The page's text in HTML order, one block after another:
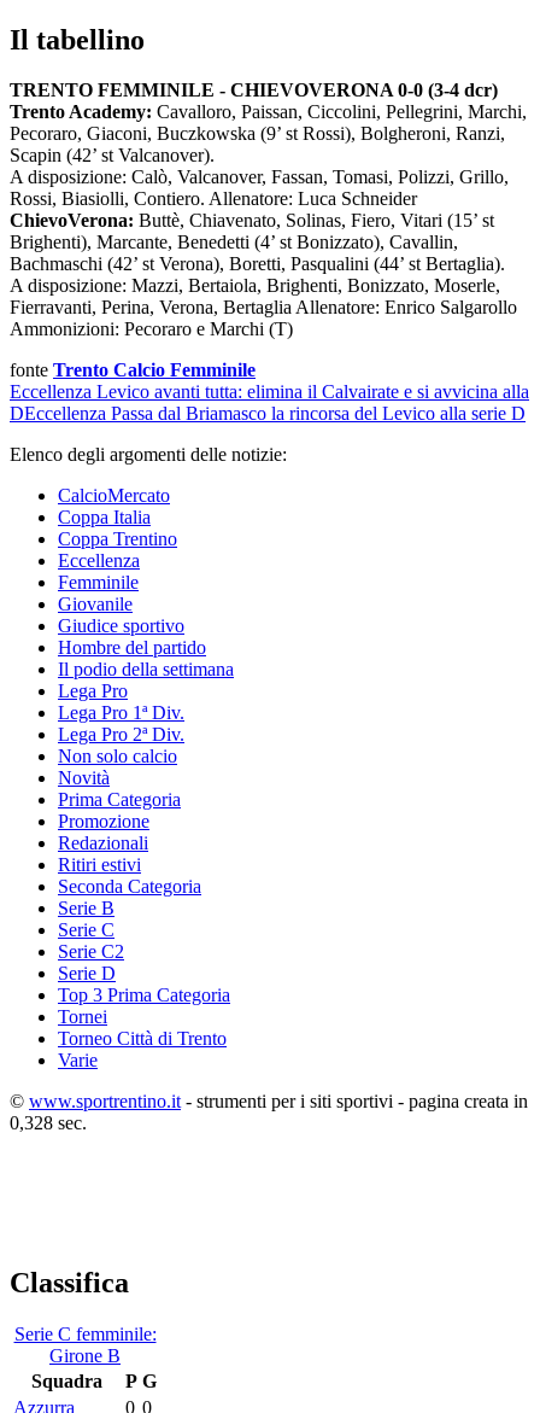
Il tabellino
TRENTO FEMMINILE - CHIEVOVERONA 0-0 (3-4 dcr)
Trento Academy: Cavalloro, Paissan, Ciccolini, Pellegrini, Marchi,
Pecoraro, Giaconi, Buczkowska (9’ st Rossi), Bolgheroni, Ranzi,
Scapin (42’ st Valcanover).
A disposizione: Calò, Valcanover, Fassan, Tomasi, Polizzi, Grillo,
Rossi, Biasiolli, Contiero. Allenatore: Luca Schneider
ChievoVerona: Buttè, Chiavenato, Solinas, Fiero, Vitari (15’ st
Brighenti), Marcante, Benedetti (4’ st Bonizzato), Cavallin,
Bachmaschi (42’ st Verona), Boretti, Pasqualini (44’ st Bertaglia).
A disposizione: Mazzi, Bertaiola, Brighenti, Bonizzato, Moserle,
Fierravanti, Perina, Verona, Bertaglia Allenatore: Enrico Salgarollo
Ammonizioni: Pecoraro e Marchi (T)
fonte Trento Calcio Femminile
Eccellenza Levico avanti tutta: elimina il Calvairate e si avvicina alla
DEccellenza Passa dal Briamasco la rincorsa del Levico alla serie D
Elenco degli argomenti delle notizie:
CalcioMercato
Coppa Italia
Coppa Trentino
Eccellenza
Femminile
Giovanile
Giudice sportivo
Hombre del partido
Il podio della settimana
Lega Pro
Lega Pro 1ª Div.
Lega Pro 2ª Div.
Non solo calcio
Novità
Prima Categoria
Promozione
Redazionali
Ritiri estivi
Seconda Categoria
Serie B
Serie C
Serie C2
Serie D
Top 3 Prima Categoria
Tornei
Torneo Città di Trento
Varie
© www.sportrentino.it- strumenti per i siti sportivi - pagina creata in
0,328 sec.
Classifica
Serie C femminile:
Girone B
Squadra
P G
Azzurra
0 0